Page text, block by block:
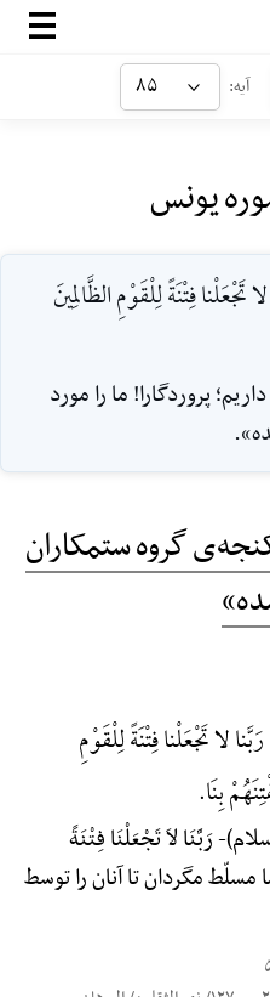
آیه: ۸۵
تَجْعَلْنا فِتْنَةً لِلْقَوْمِ الظَّالِمينَ
پروردگارا! ما را مورد
گروه ستمکاران
لا تَجْعَلْنا فِتْنَةً لِلْقَوْمِ
بِنَا.
رَبَّنَا لاَ تَجْعَلْنَا فِتْنَةً
مسلّط مگردان تا آنان را توسط